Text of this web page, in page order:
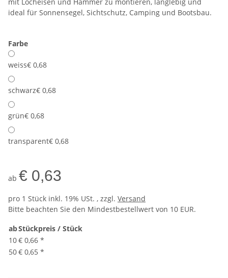
ideal für Sonnensegel, Sichtschutz, Camping und Bootsbau.
Farbe
weiss€ 0,68
schwarz€ 0,68
grün€ 0,68
transparent€ 0,68
ab € 0,63
pro 1 Stück inkl. 19% USt. , zzgl. Versand
Bitte beachten Sie den Mindestbestellwert von 10 EUR.
abStückpreis / Stück
10€ 0,66 *
50€ 0,65 *